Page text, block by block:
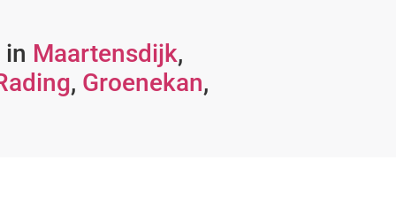
in Maartensdijk,
, Groenekan,